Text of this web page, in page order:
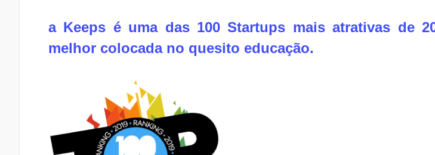
a Keeps é uma das 100 Startups mais atrativas de
melhor colocada no quesito educação.